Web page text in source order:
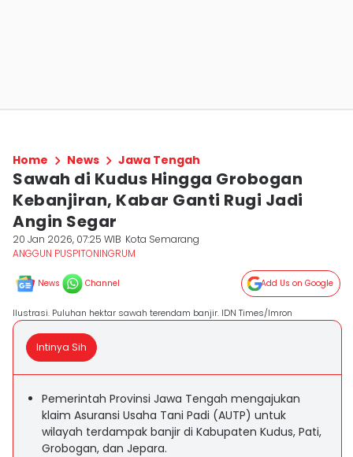
Home News Jawa Tengah
Sawah di Kudus Hingga Grobogan
Kebanjiran, Kabar Ganti Rugi Jadi
Angin Segar
20 Jan 2026, 07:25 WIB Kota Semarang
ANGGUN PUSPITONINGRUM
News Channel Add Us on Google
Ilustrasi. Puluhan hektar sawah terendam banjir. IDN Times/Imron
Intinya Sih
Pemerintah Provinsi Jawa Tengah mengajukan
klaim Asuransi Usaha Tani Padi (AUTP) untuk
wilayah terdampak banjir di Kabupaten Kudus, Pati,
Grobogan, dan Jepara.